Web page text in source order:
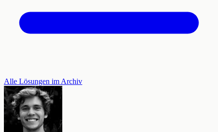
Alle Lösungen im Archiv